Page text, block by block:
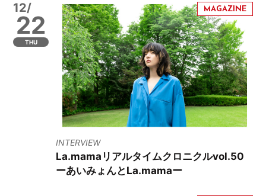
12/
22
THU
INTERVIEW
La.mamaリアルタイムクロニクルvol.50
ーあいみょんとLa.mamaー